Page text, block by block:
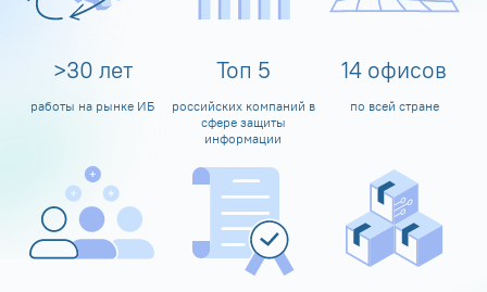
>30 лет
работы на рынке ИБ
Топ 5
российских компаний в
сфере защиты
информации
14 офисов
по всей стране